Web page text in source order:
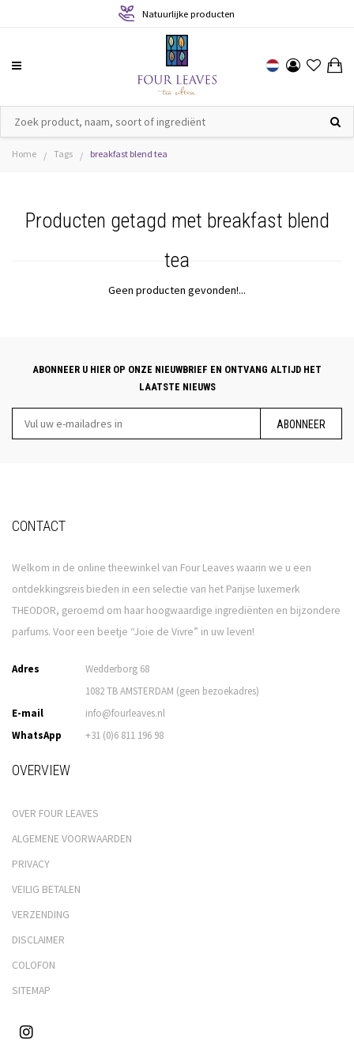
Natuurlijke producten
Home / Tags / breakfast blend tea
Producten getagd met breakfast blend
tea
Geen producten gevonden!...
ABONNEER U HIER OP ONZE NIEUWBRIEF EN ONTVANG ALTIJD HET
LAATSTE NIEUWS
ABONNEER
CONTACT
Welkom in de online theewinkel van Four Leaves waarin we u een
ontdekkingsreis bieden in een selectie van het Parijse luxemerk
THEODOR, geroemd om haar hoogwaardige ingrediënten en bijzondere
parfums. Voor een beetje “Joie de Vivre” in uw leven!
Adres
Wedderborg 68
1082 TB AMSTERDAM (geen bezoekadres)
E-mail
info@fourleaves.nl
WhatsApp
+31 (0)6 811 196 98
OVERVIEW
OVER FOUR LEAVES
ALGEMENE VOORWAARDEN
PRIVACY
VEILIG BETALEN
VERZENDING
DISCLAIMER
COLOFON
SITEMAP